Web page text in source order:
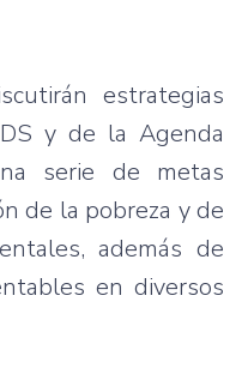
estrategias
y de la Agenda
serie de metas
de la pobreza y de
además de
en diversos